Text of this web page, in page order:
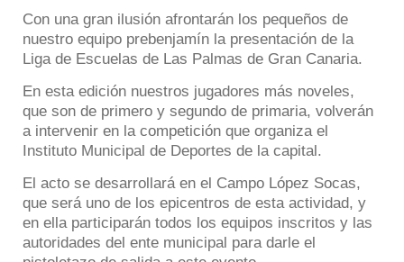
Con una gran ilusión afrontarán los pequeños de
nuestro equipo prebenjamín la presentación de la
Liga de Escuelas de Las Palmas de Gran Canaria.
En esta edición nuestros jugadores más noveles,
que son de primero y segundo de primaria, volverán
a intervenir en la competición que organiza el
Instituto Municipal de Deportes de la capital.
El acto se desarrollará en el Campo López Socas,
que será uno de los epicentros de esta actividad, y
en ella participarán todos los equipos inscritos y las
autoridades del ente municipal para darle el